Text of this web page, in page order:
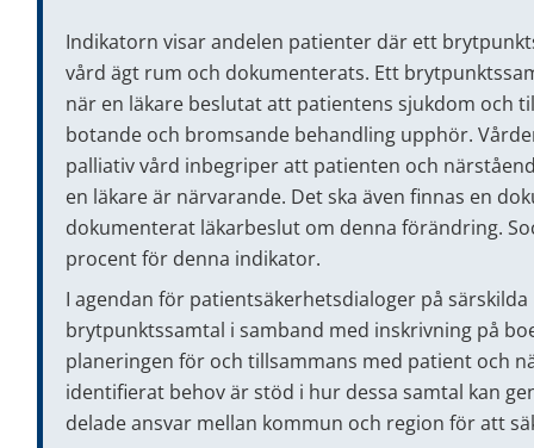
Indikatorn visar andelen patienter där ett
vård ägt rum och dokumenterats. Ett
när en läkare beslutat att patientens sjukdom och
botande och bromsande behandling upphör.
palliativ vård inbegriper att patienten och
en läkare är närvarande. Det ska även finnas en
dokumenterat läkarbeslut om denna förändring.
procent för denna indikator.
I agendan för patientsäkerhetsdialoger på
brytpunktssamtal i samband med inskrivning på
planeringen för och tillsammans med patient och
identifierat behov är stöd i hur dessa samtal kan
delade ansvar mellan kommun och region för att